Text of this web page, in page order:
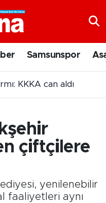
Samsunspor
geceleri!
çiftçilere
yenilenebilir
faaliyetleri aynı
ve Fikstür